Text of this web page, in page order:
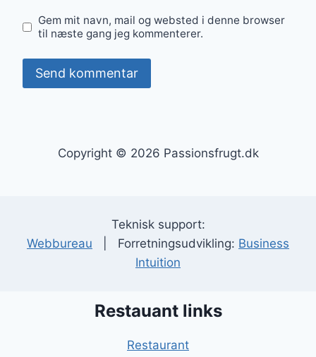
Gem mit navn, mail og websted i denne browser
til næste gang jeg kommenterer.
Copyright © 2026 Passionsfrugt.dk
Teknisk support:
Webbureau | Forretningsudvikling: Business
Intuition
Restauant links
Restaurant